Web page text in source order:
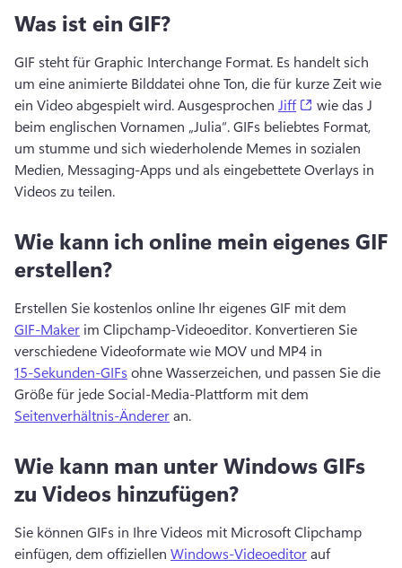
Was ist ein GIF?
GIF steht für Graphic Interchange Format. Es handelt sich
um eine animierte Bilddatei ohne Ton, die für kurze Zeit wie
ein Video abgespielt wird. Ausgesprochen Jiff (opens in a
wie das J
beim englischen Vornamen „Julia“. GIFs beliebtes Format,
um stumme und sich wiederholende Memes in sozialen
Medien, Messaging-Apps und als eingebettete Overlays in
Videos zu teilen.
Wie kann ich online mein eigenes GIF
erstellen?
Erstellen Sie kostenlos online Ihr eigenes GIF mit dem
GIF-Maker im Clipchamp-Videoeditor. Konvertieren Sie
verschiedene Videoformate wie MOV und MP4 in
15-Sekunden-GIFs ohne Wasserzeichen, und passen Sie die
Größe für jede Social-Media-Plattform mit dem
Seitenverhältnis-Änderer an.
Wie kann man unter Windows GIFs
zu Videos hinzufügen?
Sie können GIFs in Ihre Videos mit Microsoft Clipchamp
einfügen, dem offiziellen Windows-Videoeditor auf